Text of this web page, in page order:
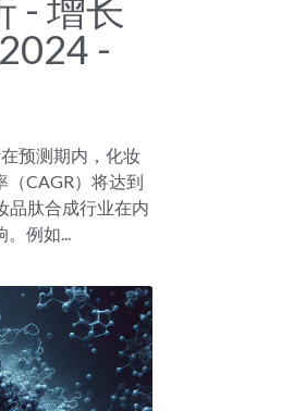
- 增长
-
预测期内，化妆
（CAGR）将达到
品肽合成行业在内
。例如...